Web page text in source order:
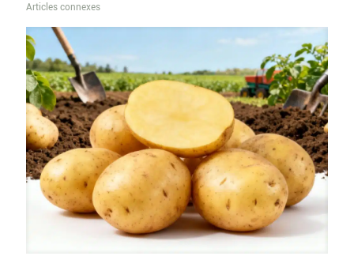
Articles connexes